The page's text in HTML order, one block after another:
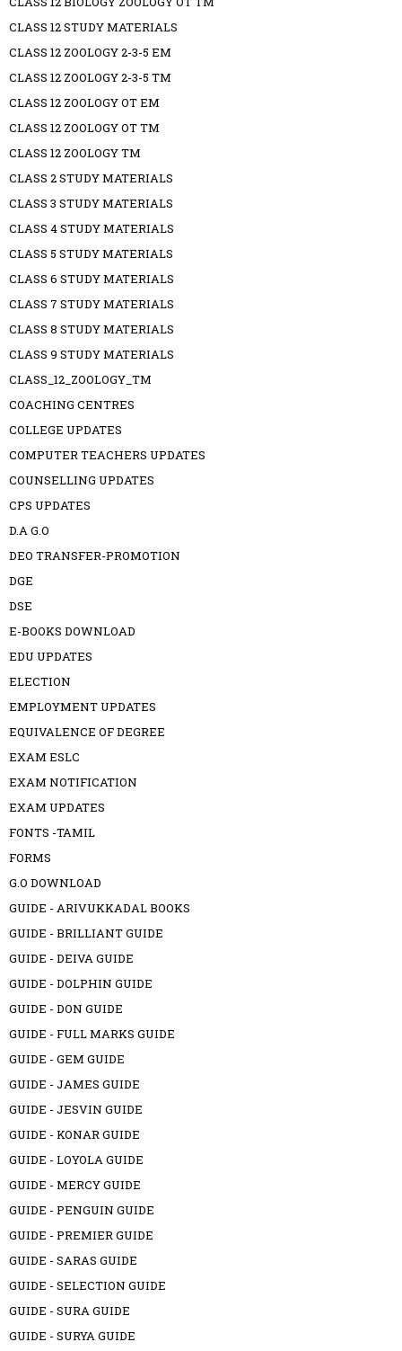
CLASS 12 STUDY MATERIALS
CLASS 12 ZOOLOGY 2-3-5 EM
CLASS 12 ZOOLOGY 2-3-5 TM
CLASS 12 ZOOLOGY OT EM
CLASS 12 ZOOLOGY OT TM
CLASS 12 ZOOLOGY TM
CLASS 2 STUDY MATERIALS
CLASS 3 STUDY MATERIALS
CLASS 4 STUDY MATERIALS
CLASS 5 STUDY MATERIALS
CLASS 6 STUDY MATERIALS
CLASS 7 STUDY MATERIALS
CLASS 8 STUDY MATERIALS
CLASS 9 STUDY MATERIALS
CLASS_12_ZOOLOGY_TM
COACHING CENTRES
COLLEGE UPDATES
COMPUTER TEACHERS UPDATES
COUNSELLING UPDATES
CPS UPDATES
D.A G.O
DEO TRANSFER-PROMOTION
DGE
DSE
E-BOOKS DOWNLOAD
EDU UPDATES
ELECTION
EMPLOYMENT UPDATES
EQUIVALENCE OF DEGREE
EXAM ESLC
EXAM NOTIFICATION
EXAM UPDATES
FONTS -TAMIL
FORMS
G.O DOWNLOAD
GUIDE - ARIVUKKADAL BOOKS
GUIDE - BRILLIANT GUIDE
GUIDE - DEIVA GUIDE
GUIDE - DOLPHIN GUIDE
GUIDE - DON GUIDE
GUIDE - FULL MARKS GUIDE
GUIDE - GEM GUIDE
GUIDE - JAMES GUIDE
GUIDE - JESVIN GUIDE
GUIDE - KONAR GUIDE
GUIDE - LOYOLA GUIDE
GUIDE - MERCY GUIDE
GUIDE - PENGUIN GUIDE
GUIDE - PREMIER GUIDE
GUIDE - SARAS GUIDE
GUIDE - SELECTION GUIDE
GUIDE - SURA GUIDE
GUIDE - SURYA GUIDE